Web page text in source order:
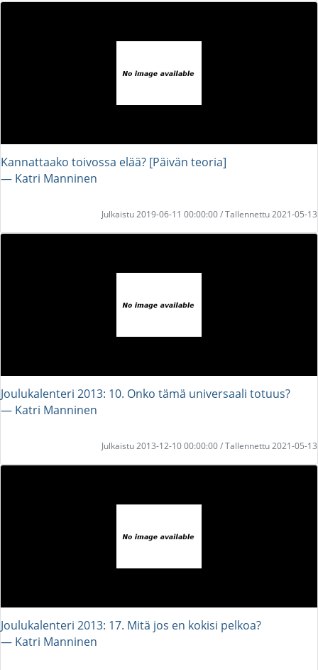
Kannattaako toivossa elää? [Päivän teoria]
― Katri Manninen
Julkaistu 2019-06-11 00:00:00 / Tallennettu 2021-05-13
Joulukalenteri 2013: 10. Onko tämä universaali totuus?
― Katri Manninen
Julkaistu 2013-12-10 00:00:00 / Tallennettu 2021-05-13
Joulukalenteri 2013: 17. Mitä jos en kokisi pelkoa?
― Katri Manninen